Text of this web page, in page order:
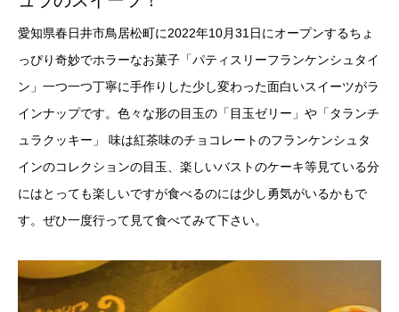
愛知県春日井市鳥居松町に2022年10月31日にオープンするちょ
っぴり奇妙でホラーなお菓子「パティスリーフランケンシュタイ
ン」一つ一つ丁寧に手作りした少し変わった面白いスイーツがラ
インナップです。色々な形の目玉の「目玉ゼリー」や「タランチ
ュラクッキー」 味は紅茶味のチョコレートのフランケンシュタ
インのコレクションの目玉、楽しいバストのケーキ等見ている分
にはとっても楽しいですが食べるのには少し勇気がいるかもで
す。ぜひ一度行って見て食べてみて下さい。